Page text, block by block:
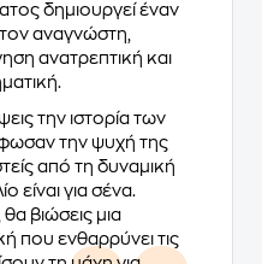
δημιουργεί έναν
αναγνώστη,
ανατρεπτική και
την ιστορία των
την ψυχή της
από τη δυναμική
είναι για σένα.
βιώσεις μια
που ενθαρρύνει τις